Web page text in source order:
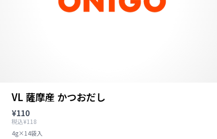
VL 薩摩産 かつおだし
¥110
税込¥118
4g×14袋入